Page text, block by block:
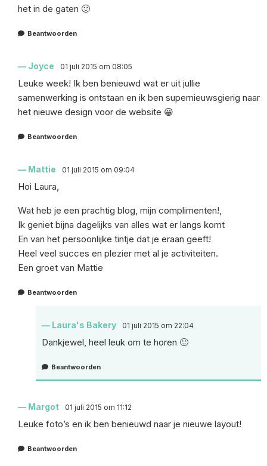
het in de gaten 🙂
Beantwoorden
Joyce 01 juli 2015 om 08:05
Leuke week! Ik ben benieuwd wat er uit jullie
samenwerking is ontstaan en ik ben supernieuwsgierig naar
het nieuwe design voor de website 😀
Beantwoorden
Mattie 01 juli 2015 om 09:04
Hoi Laura,
Wat heb je een prachtig blog, mijn complimenten!,
Ik geniet bijna dagelijks van alles wat er langs komt
En van het persoonlijke tintje dat je eraan geeft!
Heel veel succes en plezier met al je activiteiten.
Een groet van Mattie
Beantwoorden
Laura's Bakery 01 juli 2015 om 22:04
Dankjewel, heel leuk om te horen 🙂
Beantwoorden
Margot 01 juli 2015 om 11:12
Leuke foto’s en ik ben benieuwd naar je nieuwe layout!
Beantwoorden